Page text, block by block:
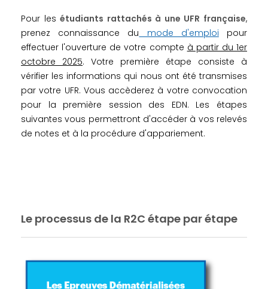
Pour lesétudiants rattachés à une UFR française,
prenez connaissance du mode d'emploi pour
effectuer l'ouverture de votre compte à partir du 1er
octobre 2025. Votre première étape consiste à
vérifier les informations qui nous ont été transmises
par votre UFR. Vous accèderez à votre convocation
pour la première session des EDN. Les étapes
suivantes vous permettront d'accéder à vos relevés
de notes et à la procédure d'appariement.
Le processus de la R2C étape par étape